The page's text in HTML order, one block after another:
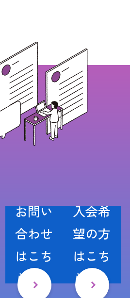
お問い
合わせ
はこち
ら
入会希
望の方
はこち
ら